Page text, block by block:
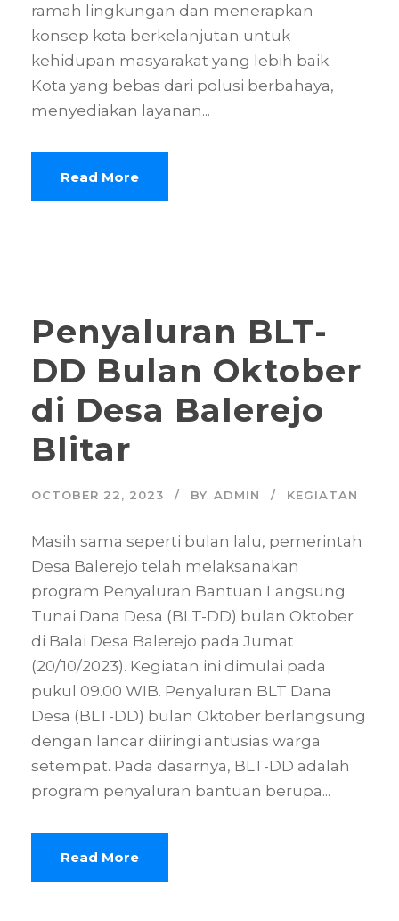
ramah lingkungan dan menerapkan
konsep kota berkelanjutan untuk
kehidupan masyarakat yang lebih baik.
Kota yang bebas dari polusi berbahaya,
menyediakan layanan...
Read More
Penyaluran BLT-
DD Bulan Oktober
di Desa Balerejo
Blitar
OCTOBER 22, 2023 BY ADMIN KEGIATAN
Masih sama seperti bulan lalu, pemerintah
Desa Balerejo telah melaksanakan
program Penyaluran Bantuan Langsung
Tunai Dana Desa (BLT-DD) bulan Oktober
di Balai Desa Balerejo pada Jumat
(20/10/2023). Kegiatan ini dimulai pada
pukul 09.00 WIB. Penyaluran BLT Dana
Desa (BLT-DD) bulan Oktober berlangsung
dengan lancar diiringi antusias warga
setempat. Pada dasarnya, BLT-DD adalah
program penyaluran bantuan berupa...
Read More